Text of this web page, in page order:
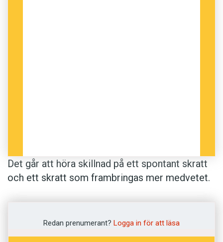
Det går att höra skillnad på ett spontant skratt
och ett skratt som frambringas mer medvetet.
Det naturliga skrattet ligger högre i frekvens,
Redan prenumerant? Logga in för att läsa